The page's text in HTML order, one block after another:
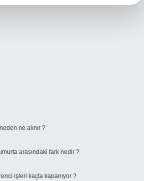
ne alınır ?
arasındaki fark nedir ?
işleri kaçta kapanıyor ?